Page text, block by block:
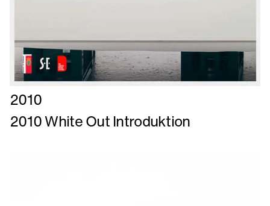
Læs
mere
om
2010
2010 White Out Introduktion